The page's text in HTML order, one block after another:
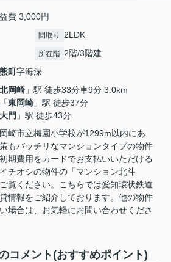
費 3,000円
間取り 2LDK
所在階 2階/3階建
町字海深
北岡崎 」駅 徒歩33分車9分 3.0km
「東岡崎 」駅 徒歩37分
大門 」駅 徒歩43分
崎市立梅園小学校が1299m以内にあ
もバッチリなマンションタイプの物件
期費用をカードでお支払いいただける
チオシの物件の「マンション北斗
覧ください。こちらでは愛知環状鉄道
情報をご紹介しております。他の物件
場合は、お気軽にお問い合わせくださ
コメント(おすすめポイント)